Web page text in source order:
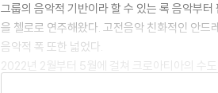
그룹의 음악적 기반이라 할 수 있는 록 음악부
을 첼로로 연주해왔다. 고전음악 친화적인 안드
음악적 폭 또한 넓었다.
2022년 2월부터 5월에 걸쳐 크로아티아의 수
same Mucho]부터 비교적 최근에 발표된